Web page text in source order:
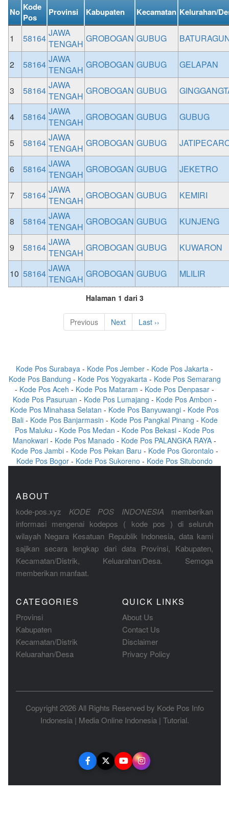
No Kode
Pos
Provinsi Kabupaten Kecamatan Kelurahan/
1 58164 JAWA
TENGAH GROBOGAN GUBUG
2 58164 JAWA
TENGAH GROBOGAN GUBUG GELAPAN
3 58164 JAWA
TENGAH GROBOGAN GUBUG
4 58164 JAWA
TENGAH GROBOGAN GUBUG GUBUG
5 58164 JAWA
TENGAH GROBOGAN GUBUG
6 58164 JAWA
TENGAH GROBOGAN GUBUG JEKETRO
7 58164 JAWA
TENGAH GROBOGAN GUBUG KEMIRI
8 58164 JAWA
TENGAH GROBOGAN GUBUG KUNJENG
9 58164 JAWA
TENGAH GROBOGAN GUBUG KUWARON
10 58164 JAWA
TENGAH GROBOGAN GUBUG MLILIR
Halaman 1 dari 3
Previous Next Last ››
Kode Pos Surabaya - Kode Pos Jember - Kode Pos Jakarta -
Kode Pos Bandung - Kode Pos Yogyakarta - Kode Pos Semarang
- Kode Pos Aceh - Kode Pos Mataram - Kode Pos Denpasar -
Kode Pos Pasuruan - Kode Pos Lumajang - Kode Pos Ambon -
Kode Pos Minahasa Selatan - Kode Pos Banyuwangi - Kode Pos
Bali- Kode Pos Banjarmasin - Kode Pos Pangkal Pinang - Kode
Pos Maluku - Kode Pos Medan - Kode Pos Bekasi - Kode Pos
Manokwari - Kode Pos Manado - Kode Pos PALANGKA RAYA -
Kode Pos Jambi- Kode Pos Pekan Baru - Kode Pos Gorontalo -
Kode Pos Bogor - Kode Pos Sukoreno - Kode Pos Situbondo
ABOUT
kode-pos.xyz KODE POS INDONESIA memberikan
informasi mengenai kodepos ( kode pos ) di seluruh
wilayah Negara Kesatuan Republik Indonesia, data kami
sajikan secara lengkap dari data Provinsi, Kabupaten,
Kecamatan/Distrik, Keluarahan/Desa. Semoga
memberikan manfaat.
CATEGORIES
Provinsi
Kabupaten
Kecamatan/Distrik
Keluarahan/Desa
QUICK LINKS
About Us
Contact Us
Disclaimer
Privacy Policy
Copyright 2026 All Rights Reserved by Kode Pos Info
Indonesia| Media Online Indonesia| Tutorial.